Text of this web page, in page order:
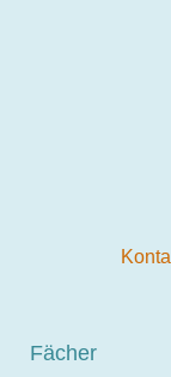
Fächer